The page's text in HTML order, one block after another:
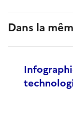
Dans la